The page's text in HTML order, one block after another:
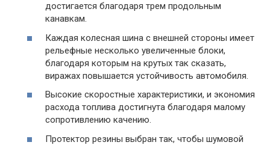
достигается благодаря трем продольным
канавкам.
Каждая колесная шина с внешней стороны имеет
рельефные несколько увеличенные блоки,
благодаря которым на крутых так сказать,
виражах повышается устойчивость автомобиля.
Высокие скоростные характеристики, и экономия
расхода топлива достигнута благодаря малому
сопротивлению качению.
Протектор резины выбран так, чтобы шумовой